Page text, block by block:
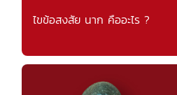
ไขข้อสงสัย นาก คืออะไร ?